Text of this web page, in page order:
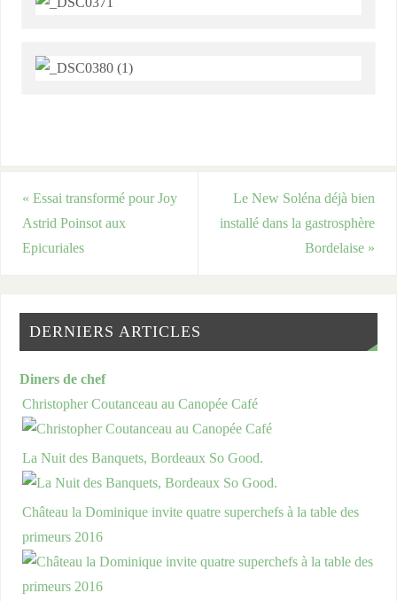
« Essai transformé pour Joy
Astrid Poinsot aux
Epicuriales
Le New Soléna déjà bien
installé dans la gastrosphère
Bordelaise »
DERNIERS ARTICLES
Diners de chef
Christopher Coutanceau au Canopée Café
La Nuit des Banquets, Bordeaux So Good.
Château la Dominique invite quatre superchefs à la table des
primeurs 2016